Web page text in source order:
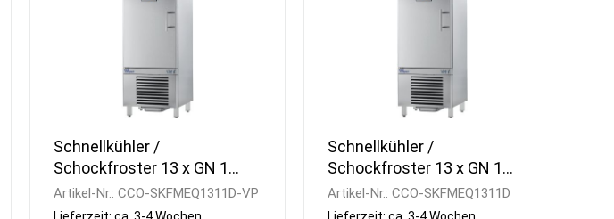
Schnellkühler /
Schockfroster 13 x GN 1/1
Quereinschub /
steckerfertig
Artikel-Nr.: CCO-SKFMEQ1311D-VP
Schnellkühler /
Schockfroster 13 x GN 1/1
Quereinschub /
steckerfertig
Artikel-Nr.:CCO-SKFMEQ1311D